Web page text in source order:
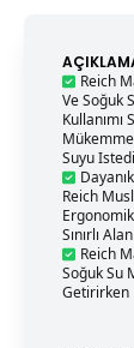
Reich
Ve Soğuk
Kullanımı
Suyu
Reich
Sınırlı
Reich
Soğuk Su
Getirirken